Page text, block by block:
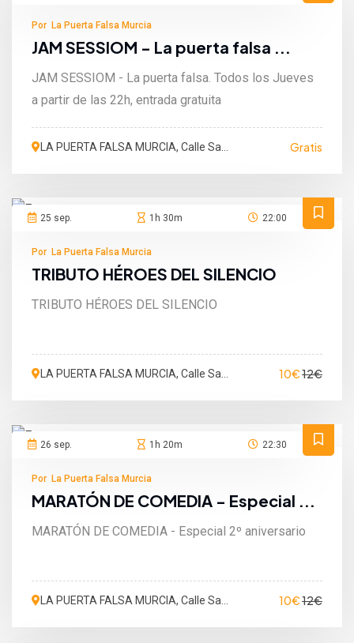
Por La Puerta Falsa Murcia
JAM SESSIOM - La puerta falsa ...
JAM SESSIOM - La puerta falsa. Todos los Jueves
a partir de las 22h, entrada gratuita
LA PUERTA FALSA MURCIA, Calle San
Gratis
25 sep. 1h 30m 22:00
Por La Puerta Falsa Murcia
TRIBUTO HÉROES DEL SILENCIO
TRIBUTO HÉROES DEL SILENCIO
LA PUERTA FALSA MURCIA, Calle San
10€12€
26 sep. 1h 20m 22:30
Por La Puerta Falsa Murcia
MARATÓN DE COMEDIA - Especial ...
MARATÓN DE COMEDIA - Especial 2º aniversario
LA PUERTA FALSA MURCIA, Calle San
10€12€